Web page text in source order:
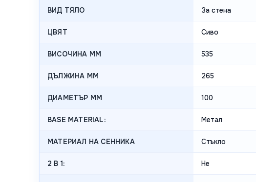
ВИД ТЯЛО За стена
ЦВЯТ Сиво
ВИСОЧИНА MM 535
ДЪЛЖИНА MM 265
ДИАМЕТЪР MM 100
BASE MATERIAL: Метал
МАТЕРИАЛ НА СЕННИКА Стъкло
2 В 1: Не